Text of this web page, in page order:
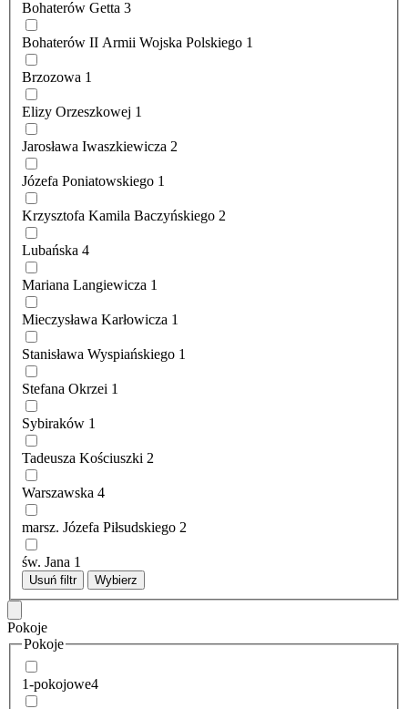
Bohaterów Getta 3
Bohaterów II Armii Wojska Polskiego 1
Brzozowa 1
Elizy Orzeszkowej 1
Jarosława Iwaszkiewicza 2
Józefa Poniatowskiego 1
Krzysztofa Kamila Baczyńskiego 2
Lubańska 4
Mariana Langiewicza 1
Mieczysława Karłowicza 1
Stanisława Wyspiańskiego 1
Stefana Okrzei 1
Sybiraków 1
Tadeusza Kościuszki 2
Warszawska 4
marsz. Józefa Piłsudskiego 2
św. Jana 1
Usuń filtr Wybierz
Pokoje
Pokoje
1-pokojowe4